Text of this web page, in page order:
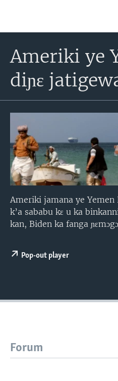
Ameriki ye
diɲɛ
Ameriki jamana ye Yemen
k’a sababu kɛ u ka
kan, Biden ka fanga
Pop-out player
Forum